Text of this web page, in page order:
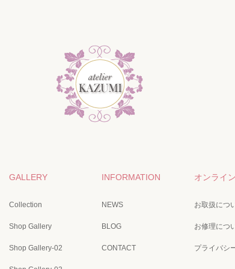
GALLERY
Collection
Shop Gallery
Shop Gallery-02
INFORMATION
NEWS
BLOG
CONTACT
オンライ
お取扱につ
お修理につ
プライバシ